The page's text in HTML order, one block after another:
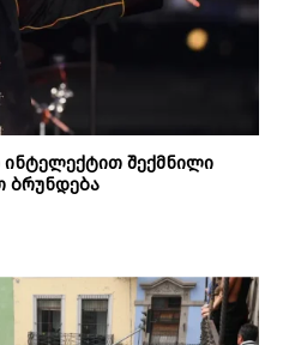
შექმნილი
ბრუნდება